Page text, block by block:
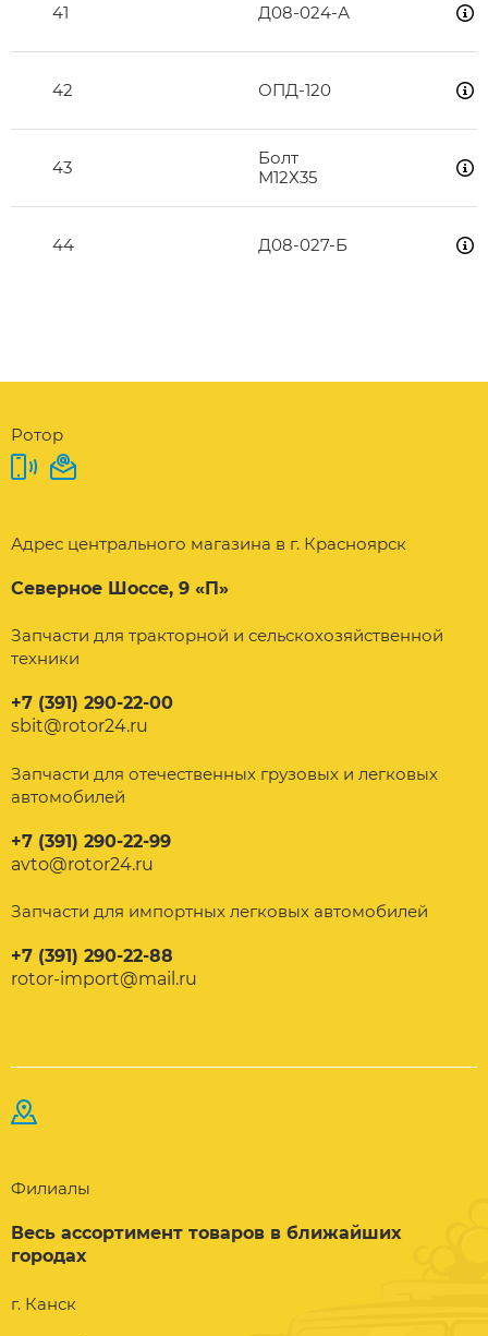
41 Д08-024-А
42 ОПД-120
43
Болт
М12Х35
44 Д08-027-Б
Ротор
Адрес центрального магазина в г. Красноярск
Северное Шоссе, 9 «П»
Запчасти для тракторной и сельскохозяйственной
техники
+7 (391) 290-22-00
sbit@rotor24.ru
Запчасти для отечественных грузовых и легковых
автомобилей
+7 (391) 290-22-99
avto@rotor24.ru
Запчасти для импортных легковых автомобилей
+7 (391) 290-22-88
rotor-import@mail.ru
Филиалы
Весь ассортимент товаров в ближайших
городах
г. Канск